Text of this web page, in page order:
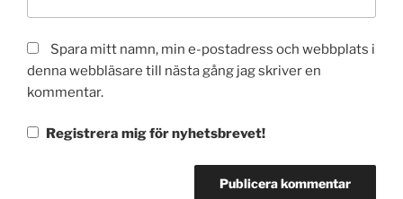
Spara mitt namn, min e-postadress och webbplats i
denna webbläsare till nästa gång jag skriver en
kommentar.
Registrera mig för nyhetsbrevet!